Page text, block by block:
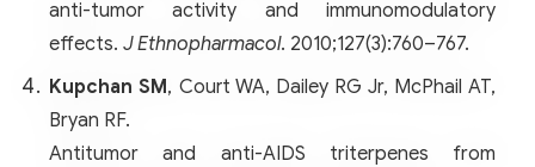
anti-tumor activity and immunomodulatory
effects. J Ethnopharmacol. 2010;127(3):760–767.
Kupchan SM, Court WA, Dailey RG Jr, McPhail AT,
Bryan RF.
Antitumor and anti-AIDS triterpenes from